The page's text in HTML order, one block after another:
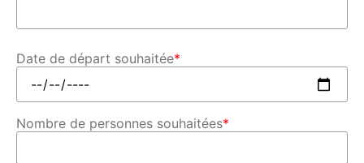
Date de départ souhaitée*
Nombre de personnes souhaitées*